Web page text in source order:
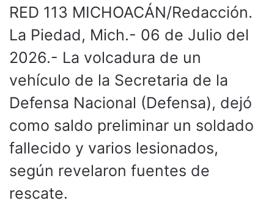
RED 113 MICHOACÁN/Redacción.
La Piedad, Mich.- 06 de Julio del
2026.- La volcadura de un
vehículo de la Secretaria de la
Defensa Nacional (Defensa), dejó
como saldo preliminar un soldado
fallecido y varios lesionados,
según revelaron fuentes de
rescate.